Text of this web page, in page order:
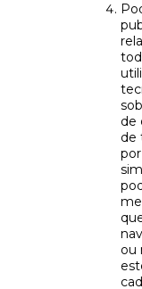
de
de
ou